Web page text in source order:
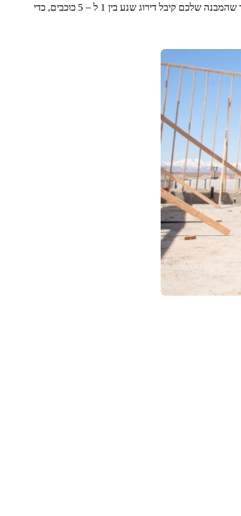
כל אחד יכול לוודא שהקבלן שלו עומד בתקני הבנייה. בשלב זה אתם מכירים בשלבים שיובילו למסקנה הרצויה. נאחל בהזדמנות זו שתגלו בסופו של דבר שהמבנה שלכם קיבל דירוג שנע בין 1 ל – 5 כוכבים, כדי